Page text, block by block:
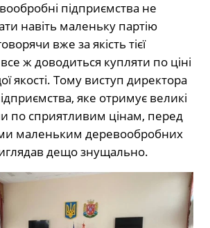
підприємства не
навіть маленьку партію
вже за якість тієї
ж доводиться купляти по ціні
якості. Тому виступ директора
яке отримує великі
по сприятливим цінам, перед
маленьким деревообробних
дещо знущально.